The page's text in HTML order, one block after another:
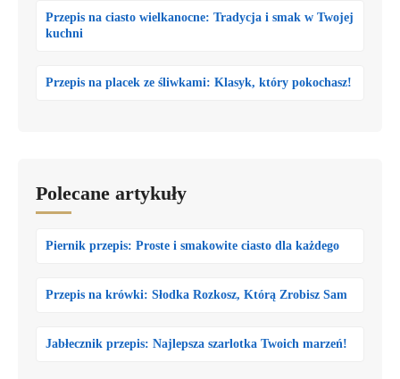
Przepis na ciasto wielkanocne: Tradycja i smak w Twojej
kuchni
Przepis na placek ze śliwkami: Klasyk, który pokochasz!
Polecane artykuły
Piernik przepis: Proste i smakowite ciasto dla każdego
Przepis na krówki: Słodka Rozkosz, Którą Zrobisz Sam
Jabłecznik przepis: Najlepsza szarlotka Twoich marzeń!